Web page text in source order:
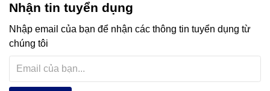
Nhận tin tuyển dụng
Nhập email của bạn để nhận các thông tin tuyển dụng từ
chúng tôi